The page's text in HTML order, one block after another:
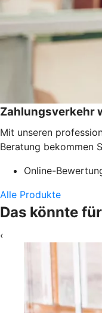
Zahlungsverkehr
Mit unseren
Beratung bekommen
Online-
Alle Produkte
Das könnte
‹